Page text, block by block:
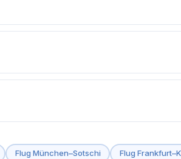
Hin- und Rückflug. Denk daran, dass
sehen möchten.
die Tage rund um dein Wunschdatum (
wir sehen und speichern keine
Flug München–Sotschi
Flug